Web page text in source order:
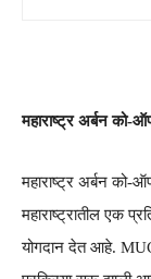
महाराष्ट्र अर्बन को-
महाराष्ट्र अर्बन
महाराष्ट्रातील एक
योगदान देत आहे.